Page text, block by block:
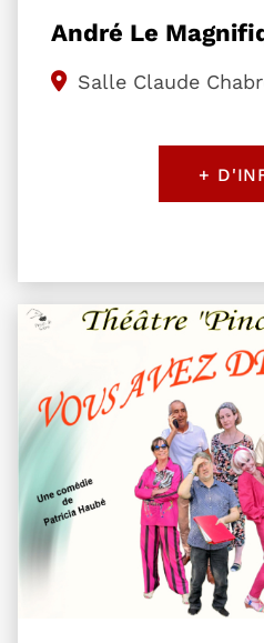
André Le
Salle Claude
+
Plus d'information sur